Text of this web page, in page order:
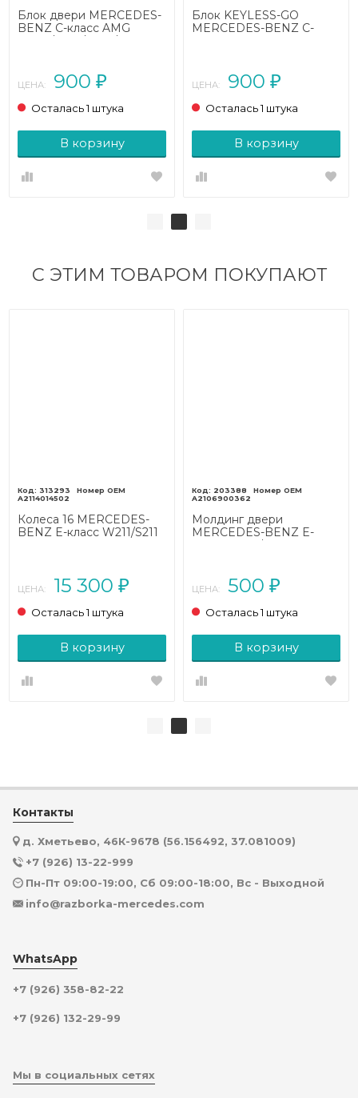
Блок двери MERCEDES-
BENZ C-класс AMG
ЦЕНА: 900 ₽
Осталась 1 штука
В корзину
Блок KEYLESS-GO
MERCEDES-BENZ C-
ЦЕНА: 900 ₽
Осталась 1 штука
В корзину
С ЭТИМ ТОВАРОМ ПОКУПАЮТ
313293
A2114014502
Колеса 16 MERCEDES-
BENZ E-класс W211/S211
ЦЕНА: 15 300 ₽
Осталась 1 штука
В корзину
203388
A2106900362
Молдинг двери
MERCEDES-BENZ E-
класс W210/S210 (1995 -
ЦЕНА: 500 ₽
Осталась 1 штука
В корзину
Контакты
д. Хметьево, 46К-9678 (56.156492, 37.081009)
+7 (926) 13-22-999
Пн-Пт 09:00-19:00, Сб 09:00-18:00, Вс - Выходной
info@razborka-mercedes.com
WhatsApp
+7 (926) 358-82-22
+7 (926) 132-29-99
Мы в социальных сетях